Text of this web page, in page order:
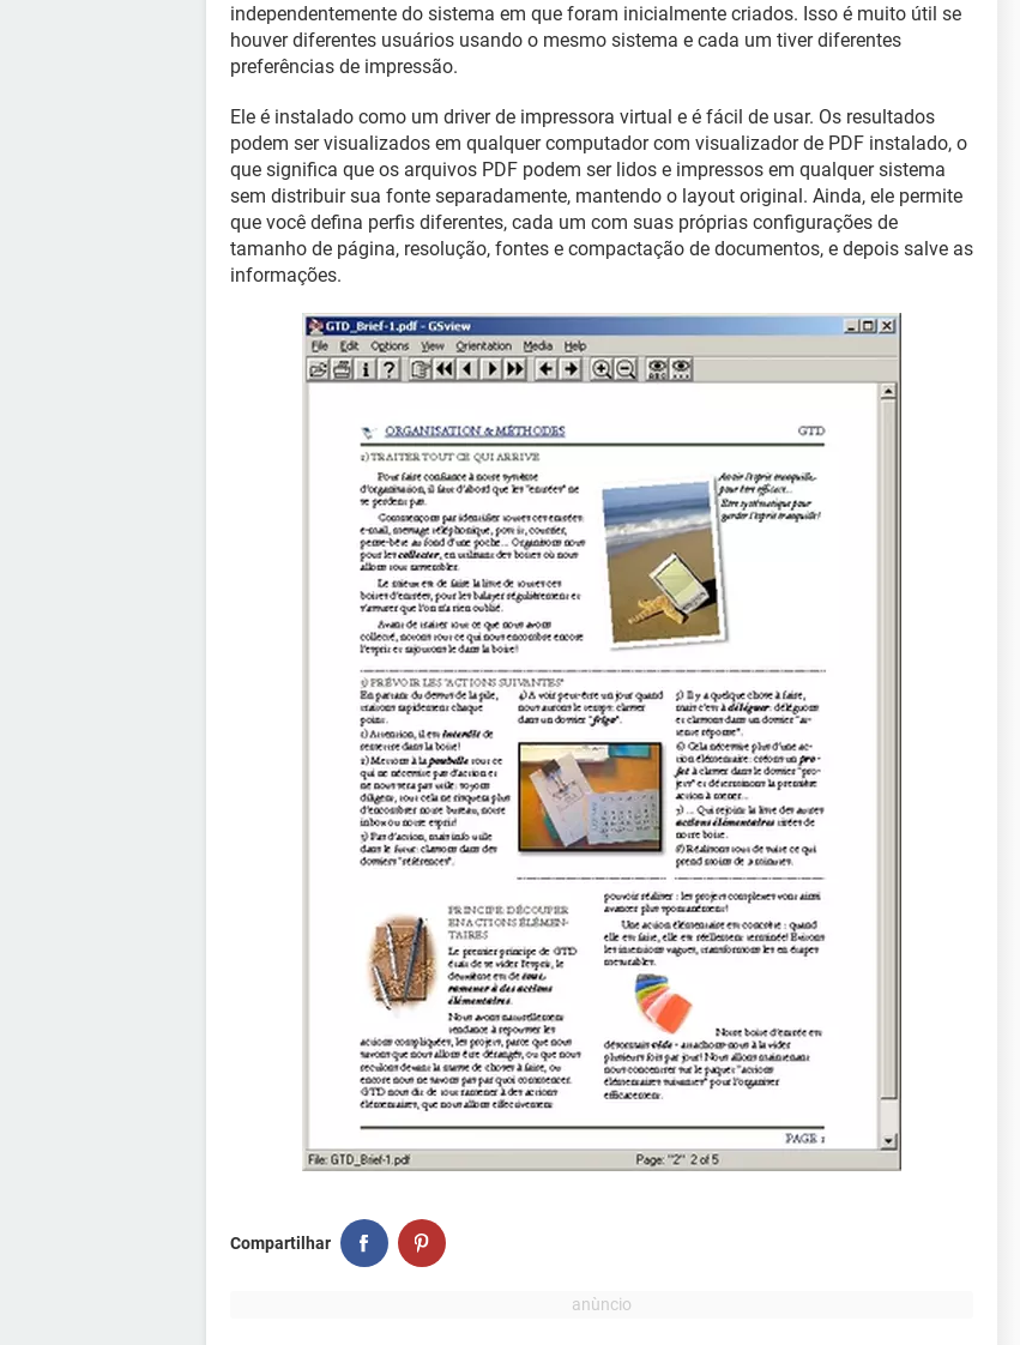
independentemente do sistema em que foram inicialmente criados. Isso é muito útil se
houver diferentes usuários usando o mesmo sistema e cada um tiver diferentes
preferências de impressão.
Ele é instalado como um driver de impressora virtual e é fácil de usar. Os resultados
podem ser visualizados em qualquer computador com visualizador de PDF instalado, o
que significa que os arquivos PDF podem ser lidos e impressos em qualquer sistema
sem distribuir sua fonte separadamente, mantendo o layout original. Ainda, ele permite
que você defina perfis diferentes, cada um com suas próprias configurações de
tamanho de página, resolução, fontes e compactação de documentos, e depois salve as
informações.
Compartilhar